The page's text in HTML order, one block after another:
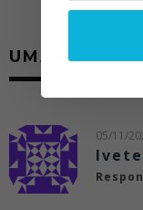
UMA
05/11/
Ivete